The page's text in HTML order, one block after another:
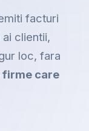
facturi
clientii,
loc, fara
firme care